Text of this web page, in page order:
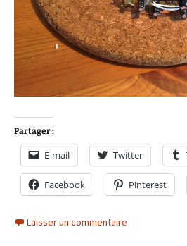
Partager :
E-mail Twitter
Facebook Pinterest
Laisser un commentaire